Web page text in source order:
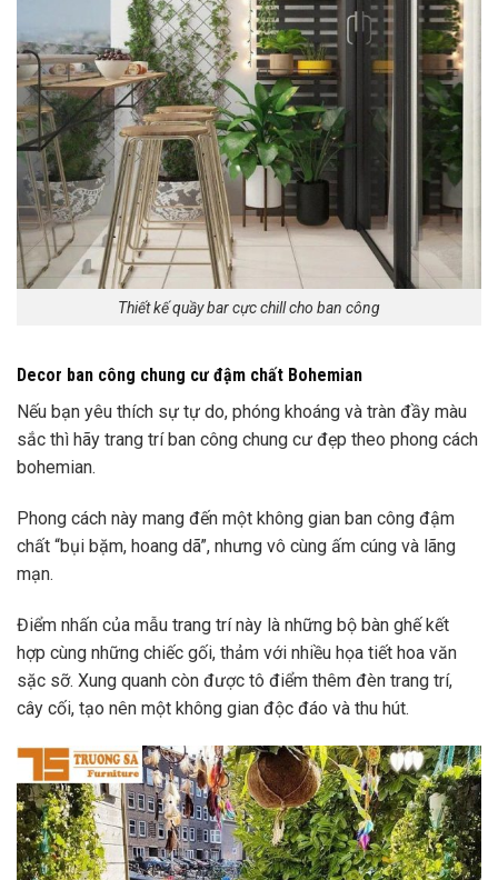
Thiết kế quầy bar cực chill cho ban công
Decor ban công chung cư đậm chất Bohemian
Nếu bạn yêu thích sự tự do, phóng khoáng và tràn đầy màu
sắc thì hãy trang trí ban công chung cư đẹp theo phong cách
bohemian.
Phong cách này mang đến một không gian ban công đậm
chất “bụi bặm, hoang dã”, nhưng vô cùng ấm cúng và lãng
mạn.
Điểm nhấn của mẫu trang trí này là những bộ bàn ghế kết
hợp cùng những chiếc gối, thảm với nhiều họa tiết hoa văn
sặc sỡ. Xung quanh còn được tô điểm thêm đèn trang trí,
cây cối, tạo nên một không gian độc đáo và thu hút.